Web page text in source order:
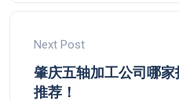
Next Post
肇庆五轴加工公司哪
推荐！